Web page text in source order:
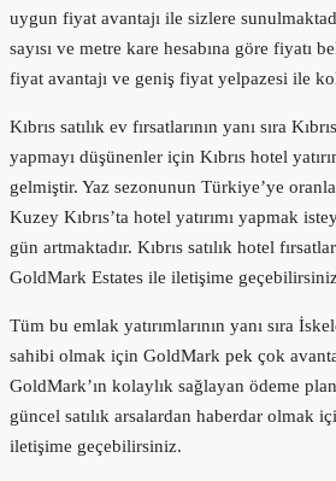
uygun fiyat avantajı ile sizlere
sayısı ve metre kare hesabına göre fiyatı
fiyat avantajı ve geniş fiyat yelpazesi ile
Kıbrıs satılık ev fırsatlarının yanı sıra
yapmayı düşünenler için Kıbrıs hotel
gelmiştir. Yaz sezonunun Türkiye’ye
Kuzey Kıbrıs’ta hotel yatırımı yapmak
gün artmaktadır. Kıbrıs satılık hotel
GoldMark Estates ile iletişime
Tüm bu emlak yatırımlarının yanı sıra
sahibi olmak için GoldMark pek çok
GoldMark’ın kolaylık sağlayan ödeme
güncel satılık arsalardan haberdar olmak
iletişime geçebilirsiniz.